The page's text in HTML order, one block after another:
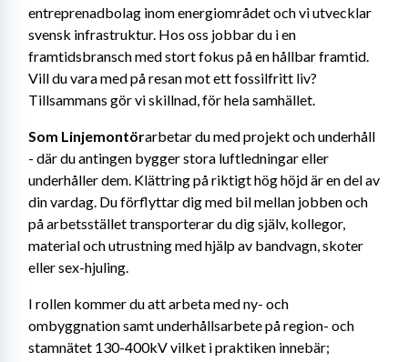
entreprenadbolag inom energiområdet och vi utvecklar
svensk infrastruktur. Hos oss jobbar du i en
framtidsbransch med stort fokus på en hållbar framtid.
Vill du vara med på resan mot ett fossilfritt liv?
Tillsammans gör vi skillnad, för hela samhället.
Som Linjemontörarbetar du med projekt och underhåll
- där du antingen bygger stora luftledningar eller
underhåller dem. Klättring på riktigt hög höjd är en del av
din vardag. Du förflyttar dig med bil mellan jobben och
på arbetsstället transporterar du dig själv, kollegor,
material och utrustning med hjälp av bandvagn, skoter
eller sex-hjuling.
I rollen kommer du att arbeta med ny- och
ombyggnation samt underhållsarbete på region- och
stamnätet 130-400kV vilket i praktiken innebär;